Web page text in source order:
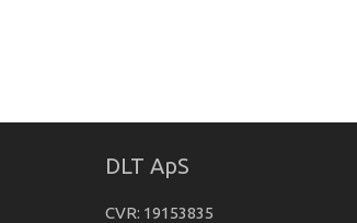
DLT ApS
CVR: 19153835